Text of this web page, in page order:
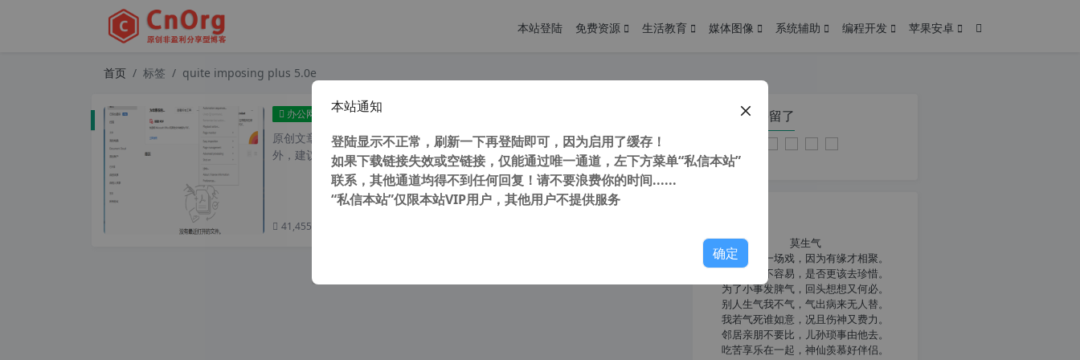
本站登陆 免费资源 生活教育 媒体图像 系统辅助 编程开发 苹果安卓
首页 标签 quite imposing plus 5.0e
办公网络 PDF拼版插件 Quite Imposing plus 5.0e 中文/英文汉化破解版(附使用方法)
原创文章，转载请注明： 转载自cnorg.12hp.de 注意：由于网站空间位于国
外，建议避开晚上的访问高峰期...
41,455 次浏览
您在本页停留了
莫生气
人生就像一场戏，因为有缘才相聚。
相扶到老不容易，是否更该去珍惜。
为了小事发脾气，回头想想又何必。
别人生气我不气，气出病来无人替。
我若气死谁如意，况且伤神又费力。
邻居亲朋不要比，儿孙琐事由他去。
吃苦享乐在一起，神仙羡慕好伴侣。
本站通知
登陆显示不正常，刷新一下再登陆即可，因为启用了缓存！
如果下载链接失效或空链接，仅能通过唯一通道，左下方菜单“私信本站”
联系，其他通道均得不到任何回复！请不要浪费你的时间......
“私信本站”仅限本站VIP用户，其他用户不提供服务
确定